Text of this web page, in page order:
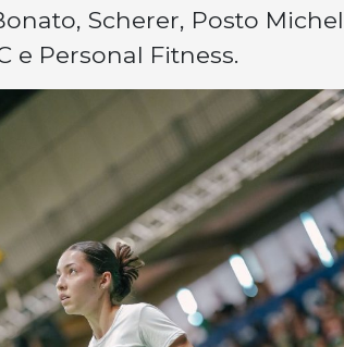
Scherer, Posto
e Personal Fitness.